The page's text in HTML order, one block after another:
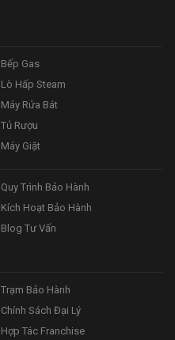
Bếp Gas
Lò Hấp Steam
Máy Rửa Bát
Tủ Rượu
Máy Giặt
Quy Trình Bảo Hành
Kích Hoạt Bảo Hành
Blog Tư Vấn
Trạm Bảo Hành
Chính Sách Đại Lý
Hợp Tác Franchise